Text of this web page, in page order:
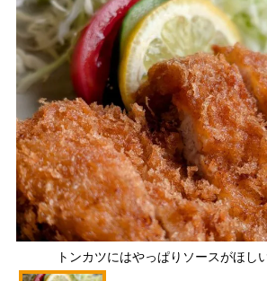
トンカツにはやっぱりソースがほし